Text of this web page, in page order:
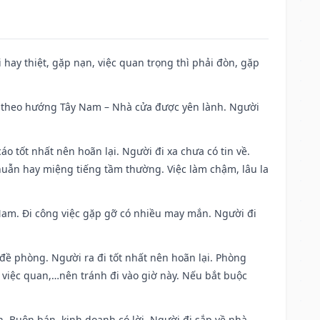
thiệt, gặp nạn, việc quan trọng thì phải đòn, gặp
hướng Tây Nam – Nhà cửa được yên lành. Người
tốt nhất nên hoãn lại. Người đi xa chưa có tin về.
hay miệng tiếng tầm thường. Việc làm chậm, lâu la
Đi công việc gặp gỡ có nhiều may mắn. Người đi
phòng. Người ra đi tốt nhất nên hoãn lại. Phòng
quan,…nên tránh đi vào giờ này. Nếu bắt buộc